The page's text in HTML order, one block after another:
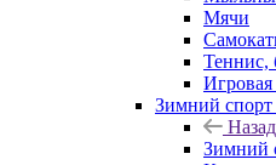
Мячи
Теннис,
Зимний
Назад
Зимний